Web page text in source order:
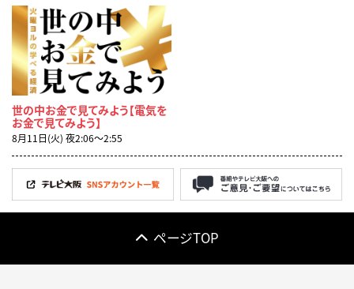
世の中お金で見てみよう【電気を
お金で見てみよう】
8月11日(火) 夜2:06〜2:55
ページTOP